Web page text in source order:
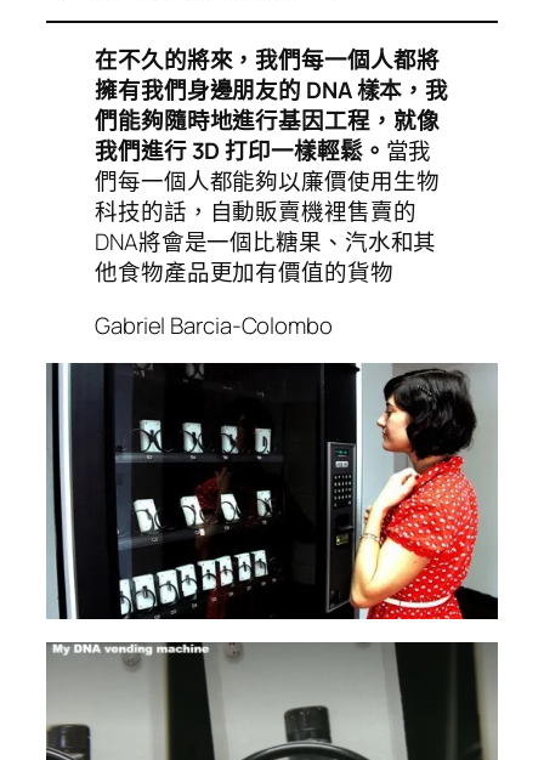
在不久的將來，我們每一個人都將
擁有我們身邊朋友的 DNA 樣本，我
們能夠隨時地進行基因工程，就像
我們進行 3D 打印一樣輕鬆。 當我
們每一個人都能夠以廉價使用生物
科技的話，自動販賣機裡售賣的
DNA將會是一個比糖果、汽水和其
他食物產品更加有價值的貨物
Gabriel Barcia-Colombo